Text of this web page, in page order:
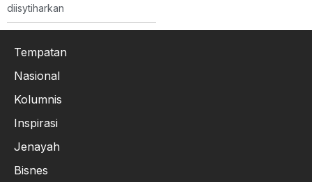
diisytiharkan
Tempatan
Nasional
Kolumnis
Inspirasi
Jenayah
Bisnes